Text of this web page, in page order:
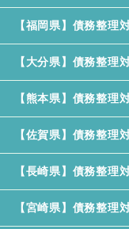
【福岡県】債務整理
【大分県】債務整理
【熊本県】債務整理
【佐賀県】債務整理
【長崎県】債務整理
【宮崎県】債務整理